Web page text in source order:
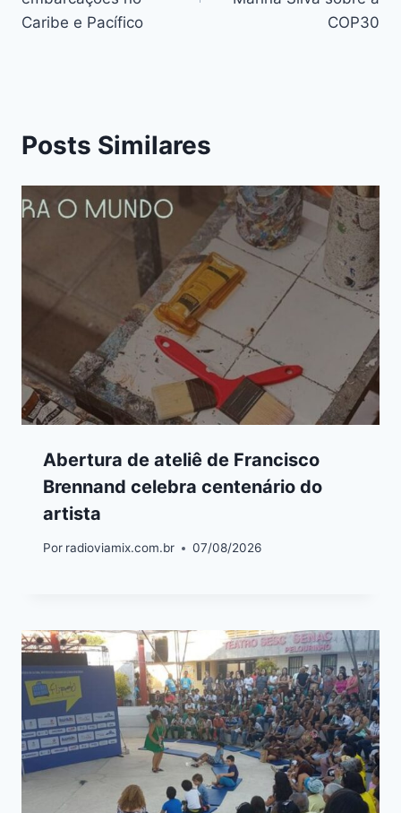
Caribe e Pacífico
COP30
Posts Similares
Abertura de ateliê de Francisco
Brennand celebra centenário do
artista
Por radioviamix.com.br 07/08/2026